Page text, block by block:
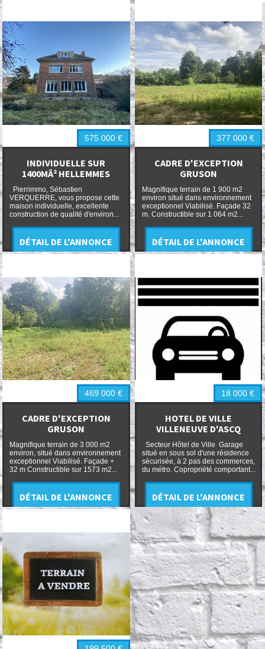
575 000 €
INDIVIDUELLE SUR
1400MÂ² HELLEMMES
Pierrimmo, Sébastien
VERQUERRE, vous propose cette
maison individuelle, excellente
construction de qualité d'environ...
DÉTAIL DE L'ANNONCE
377 000 €
CADRE D'EXCEPTION
GRUSON
Magnifique terrain de 1 900 m2
environ situé dans environnement
exceptionnel Viabilisé. Façade 32
m. Constructible sur 1 064 m2...
DÉTAIL DE L'ANNONCE
469 000 €
CADRE D'EXCEPTION
GRUSON
Magnifique terrain de 3 000 m2
environ, situé dans environnement
exceptionnel Viabilisé. Façade +
32 m Constructible sur 1573 m2...
DÉTAIL DE L'ANNONCE
18 000 €
HOTEL DE VILLE
VILLENEUVE D'ASCQ
Secteur Hôtel de Ville Garage
situé en sous sol d'une résidence
sécurisée, à 2 pas des commerces,
du métro. Copropriété comportant...
DÉTAIL DE L'ANNONCE